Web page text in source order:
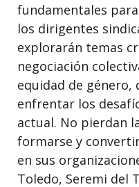
fundamentales
los dirigentes
explorarán temas
negociación
equidad de género,
enfrentar los
actual. No pierdan
formarse y
en sus
Toledo, Seremi del